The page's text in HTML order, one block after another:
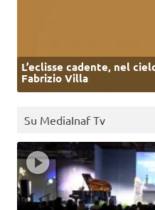
L’eclisse cadente, nel
Fabrizio Villa
Su MediaInaf Tv